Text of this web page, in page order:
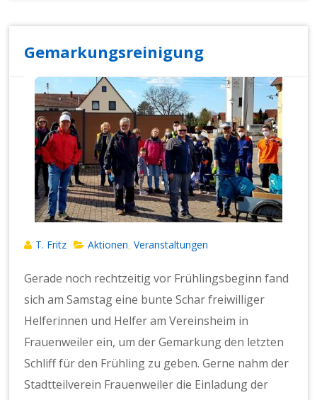
Gemarkungsreinigung
T. Fritz Aktionen ,Veranstaltungen
Gerade noch rechtzeitig vor Frühlingsbeginn fand
sich am Samstag eine bunte Schar freiwilliger
Helferinnen und Helfer am Vereinsheim in
Frauenweiler ein, um der Gemarkung den letzten
Schliff für den Frühling zu geben. Gerne nahm der
Stadtteilverein Frauenweiler die Einladung der